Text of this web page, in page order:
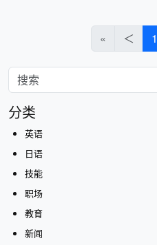
« ＜ 1
分类
英语
日语
技能
职场
教育
新闻